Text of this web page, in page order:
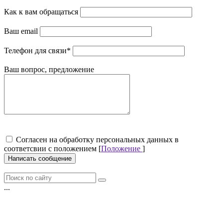
Как к вам обращаться
Ваш email
Телефон для связи*
Ваш вопрос, предложение
Cогласен на обработку персональных данных в
соответсвии с положением [Положение ]
Написать сообщение
...